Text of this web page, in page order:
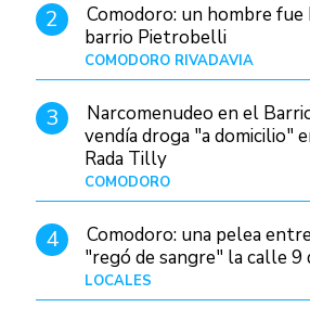
2
Comodoro: un hombre fue
barrio Pietrobelli
COMODORO RIVADAVIA
3
Narcomenudeo en el
vendía droga "a domicilio"
Rada Tilly
COMODORO
4
Comodoro: una pelea
"regó de sangre" la calle 9
LOCALES